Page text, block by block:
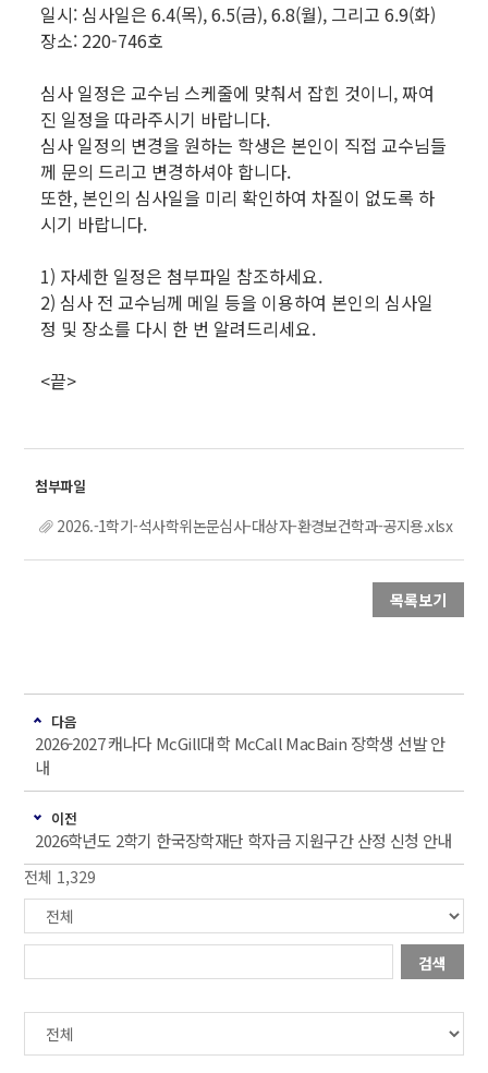
일시: 심사일은 6.4(목), 6.5(금), 6.8(월), 그리고 6.9(화)
장소: 220-746호
심사 일정은 교수님 스케줄에 맞춰서 잡힌 것이니, 짜여
진 일정을 따라주시기 바랍니다.
심사 일정의 변경을 원하는 학생은 본인이 직접 교수님들
께 문의 드리고 변경하셔야 합니다.
또한, 본인의 심사일을 미리 확인하여 차질이 없도록 하
시기 바랍니다.
1) 자세한 일정은 첨부파일 참조하세요.
2) 심사 전 교수님께 메일 등을 이용하여 본인의 심사일
정 및 장소를 다시 한 번 알려드리세요.
<끝>
2026.-1학기-석사학위논문심사-대상자-환경보건학과-공지용.xlsx
목록보기
다음
2026-2027 캐나다 McGill대학 McCall MacBain 장학생 선발 안
내
이전
2026학년도 2학기 한국장학재단 학자금 지원구간 산정 신청 안내
전체 1,329
검색